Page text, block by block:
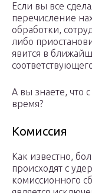
Если вы все
перечисление
обработки,
либо
явится в
А вы знаете, что
время?
Комиссия
Как известно,
происходят с
комиссионного